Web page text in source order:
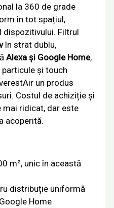
la 360 de grade
în tot spațiul,
dispozitivului. Filtrul
în strat dublu,
Alexa și Google Home,
și touch
un produs
Costul de achiziție și
ridicat, dar este
acoperită.
m², unic în această
distribuție uniformă
Home